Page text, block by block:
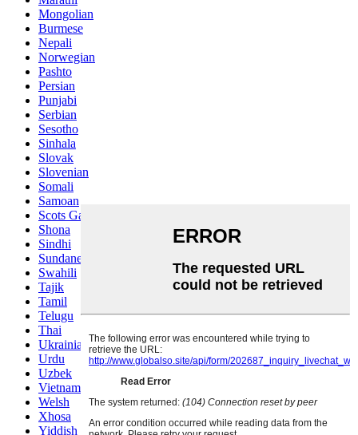
Mongolian
Burmese
Nepali
Norwegian
Pashto
Persian
Punjabi
Serbian
Sesotho
Sinhala
Slovak
Slovenian
Somali
Samoan
Scots Gaelic
Shona
Sindhi
Sundanese
Swahili
Tajik
Tamil
Telugu
Thai
Ukrainian
Urdu
Uzbek
Vietnamese
Welsh
Xhosa
Yiddish